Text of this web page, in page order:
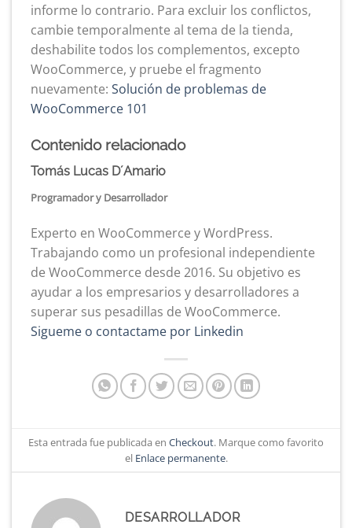
informe lo contrario. Para excluir los conflictos,
cambie temporalmente al tema de la tienda,
deshabilite todos los complementos, excepto
WooCommerce, y pruebe el fragmento
nuevamente: Solución de problemas de
WooCommerce 101
Contenido relacionado
Tomás Lucas D´Amario
Programador y Desarrollador
Experto en WooCommerce y WordPress.
Trabajando como un profesional independiente
de WooCommerce desde 2016. Su objetivo es
ayudar a los empresarios y desarrolladores a
superar sus pesadillas de WooCommerce.
Sigueme o contactame por Linkedin
Esta entrada fue publicada en Checkout. Marque como favorito
el Enlace permanente.
DESARROLLADOR